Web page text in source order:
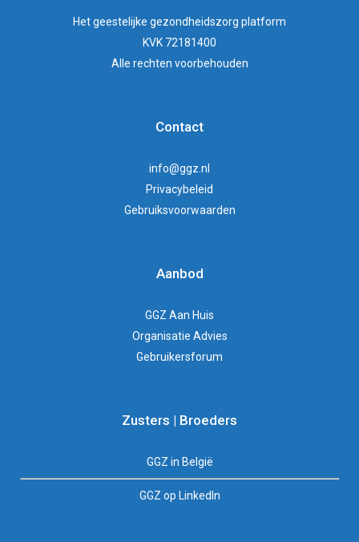
Hetgeestelijke gezondheidszorg platform
KVK 72181400
Alle rechten voorbehouden
Contact
info@ggz.nl
Privacybeleid
Gebruiksvoorwaarden
Aanbod
GGZ Aan Huis
Organisatie Advies
Gebruikersforum
Zusters | Broeders
GGZ in België
GGZ op LinkedIn